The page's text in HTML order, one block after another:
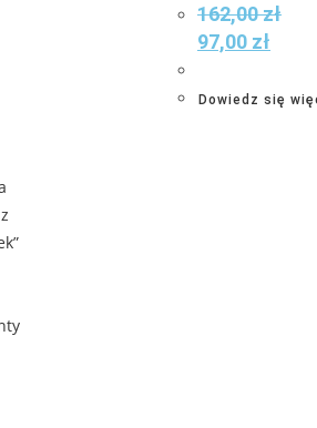
162,00zł
97,00 zł
Dowiedz się